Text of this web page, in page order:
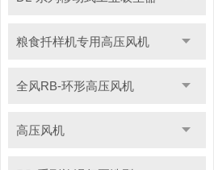
粮食扦样机专用高压风机
全风RB-环形高压风机
高压风机